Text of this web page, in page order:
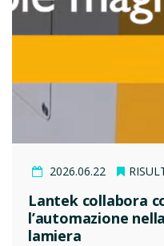
2026.06.22
Lantek collabora
l’automazione
lamiera